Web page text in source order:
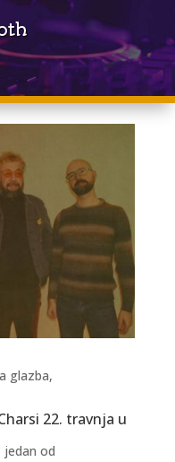
22. travnja u
glazba,
jedan od